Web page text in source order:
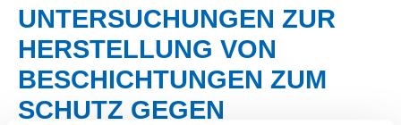
UNTERSUCHUNGEN ZUR
HERSTELLUNG VON
BESCHICHTUNGEN ZUM
SCHUTZ GEGEN